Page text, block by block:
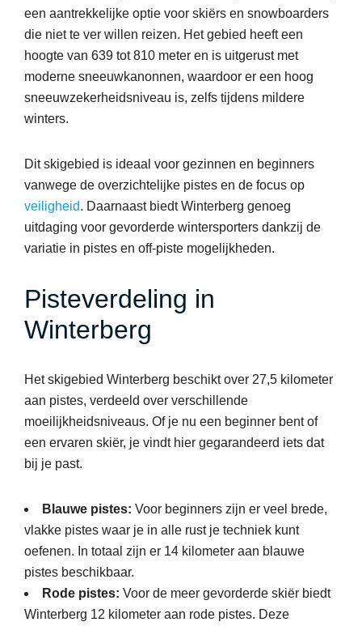
een aantrekkelijke optie voor skiërs en snowboarders
die niet te ver willen reizen. Het gebied heeft een
hoogte van 639 tot 810 meter en is uitgerust met
moderne sneeuwkanonnen, waardoor er een hoog
sneeuwzekerheidsniveau is, zelfs tijdens mildere
winters.
Dit skigebied is ideaal voor gezinnen en beginners
vanwege de overzichtelijke pistes en de focus op
veiligheid. Daarnaast biedt Winterberg genoeg
uitdaging voor gevorderde wintersporters dankzij de
variatie in pistes en off-piste mogelijkheden.
Pisteverdeling in
Winterberg
Het skigebied Winterberg beschikt over 27,5 kilometer
aan pistes, verdeeld over verschillende
moeilijkheidsniveaus. Of je nu een beginner bent of
een ervaren skiër, je vindt hier gegarandeerd iets dat
bij je past.
Blauwe pistes: Voor beginners zijn er veel brede,
vlakke pistes waar je in alle rust je techniek kunt
oefenen. In totaal zijn er 14 kilometer aan blauwe
pistes beschikbaar.
Rode pistes: Voor de meer gevorderde skiër biedt
Winterberg 12 kilometer aan rode pistes. Deze